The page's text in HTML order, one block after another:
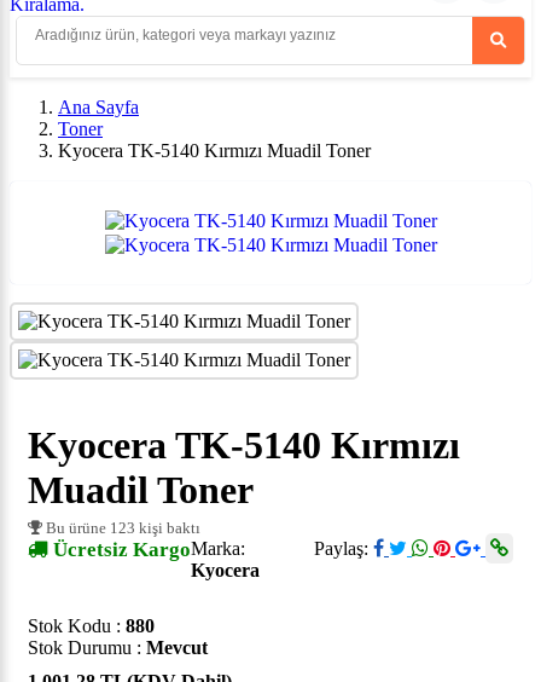
Ana Sayfa
Toner
Kyocera TK-5140 Kırmızı Muadil Toner
Kyocera TK-5140 Kırmızı
Muadil Toner
Bu ürüne 123 kişi baktı
Ücretsiz Kargo Paylaş:
Marka:
Kyocera
Stok Kodu : 880
Stok Durumu : Mevcut